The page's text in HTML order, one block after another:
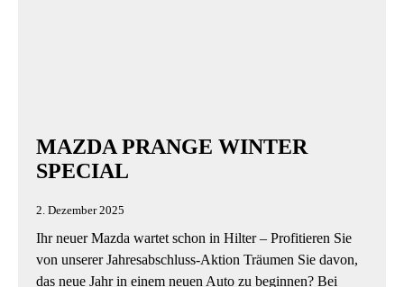
MAZDA PRANGE WINTER
SPECIAL
2. Dezember 2025
Ihr neuer Mazda wartet schon in Hilter – Profitieren Sie
von unserer Jahresabschluss-Aktion Träumen Sie davon,
das neue Jahr in einem neuen Auto zu beginnen? Bei